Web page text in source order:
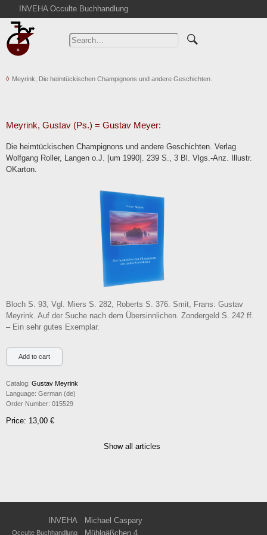
INVEHA Occulte Buchhandlung
Home
Advanced Search
Cart
Contact
Terms
Meyrink, Die heimtückischen Champignons und andere Geschichten.
Meyrink, Gustav (Ps.) = Gustav Meyer:
Die heimtückischen Champignons und andere Geschichten. Verlag
Wolfgang Roller, Langen o.J. [um 1990]. 239 S., 3 Bl. Vlgs.-Anz. Illustr.
OKarton.
Bloch S. 93, Vgl. Miers S. 282, Roberts S. 376. Smit, Frans: Gustav
Meyrink. Auf der Suche nach dem Übersinnlichen. Zondergeld S. 242 ff.
– Ein sehr gutes Exemplar.
Catalog: Gustav Meyrink
Language: German (de)
Order Number: 015529
Price: 13,00 €
Show all articles
INVEHA Michael Caspary
Occulte Buchhandlung Mühlgäßchen 4